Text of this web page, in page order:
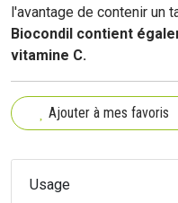
l'avantage de contenir un
Biocondil contient
vitamine C.
Ajouter à mes favoris
Usage